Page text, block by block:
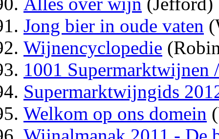
Jong bier in oude vaten
Wijnencyclopedie
1001 Supermarktwijnen
Supermarktwijngids
Welkom op ons domein